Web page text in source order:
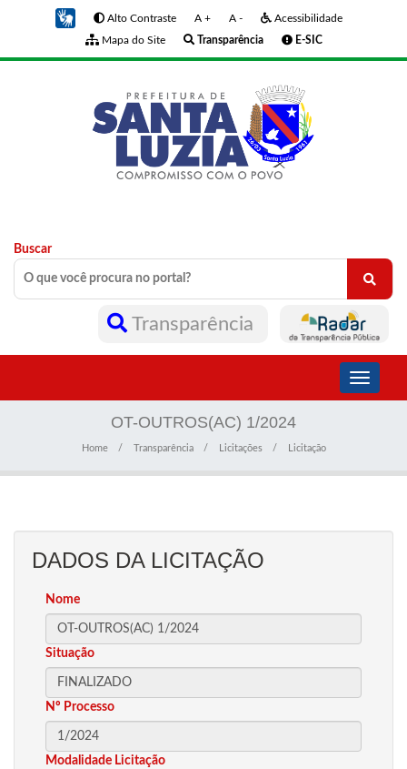
Alto Contraste A + A -
Acessibilidade
Mapa do Site
Transparência E-SIC
Buscar
Transparência
Toggle
OT-OUTROS(AC) 1/2024
Home Transparência Licitações Licitação
DADOS DA LICITAÇÃO
Nome
Situação
Nº Processo
Modalidade Licitação